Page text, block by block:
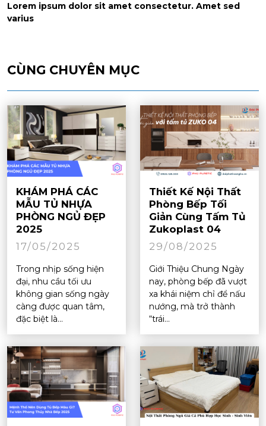
Lorem ipsum dolor sit amet consectetur. Amet sed
varius
CÙNG CHUYÊN MỤC
KHÁM PHÁ CÁC
MẪU TỦ NHỰA
PHÒNG NGỦ ĐẸP
2025
17/05/2025
Trong nhịp sống hiện
đại, nhu cầu tối ưu
không gian sống ngày
càng được quan tâm,
đặc biệt là...
Thiết Kế Nội Thất
Phòng Bếp Tối
Giản Cùng Tấm Tủ
Zukoplast 04
29/08/2025
Giới Thiệu Chung Ngày
nay, phòng bếp đã vượt
xa khái niệm chỉ để nấu
nướng, mà trở thành
“trái...